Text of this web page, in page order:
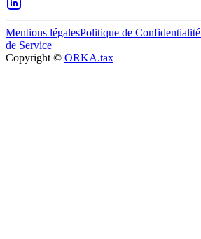
Mentions légalesPolitique de Confidentialité
de Service
Copyright © ORKA.tax